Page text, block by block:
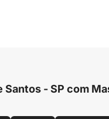
Santos - SP com